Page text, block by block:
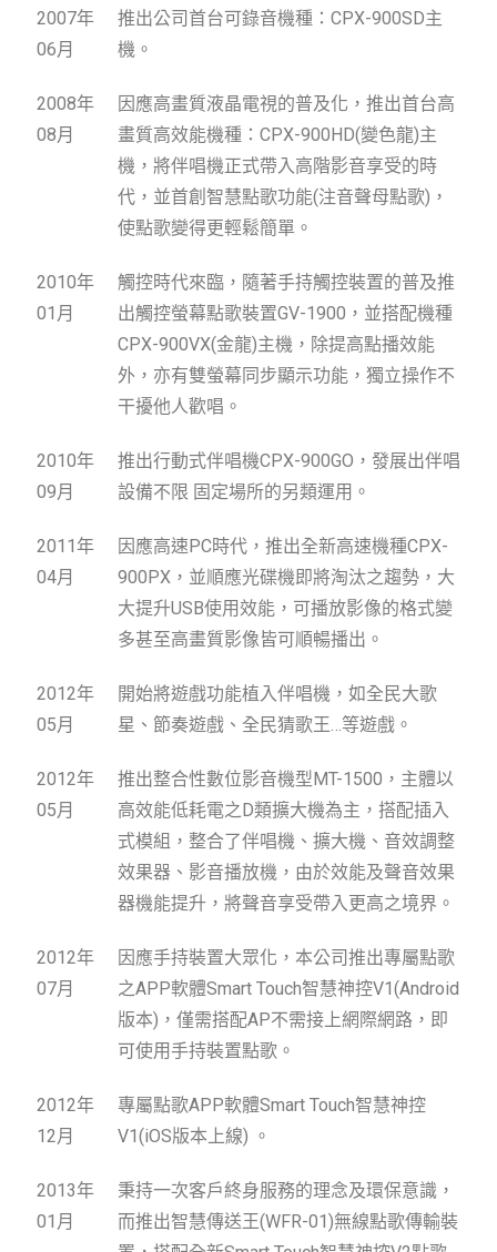
2007年
06月
推出公司首台可錄音機種：CPX-900SD主
機。
2008年
08月
因應高畫質液晶電視的普及化，推出首台高
畫質高效能機種：CPX-900HD(變色龍)主
機，將伴唱機正式帶入高階影音享受的時
代，並首創智慧點歌功能(注音聲母點歌)，
使點歌變得更輕鬆簡單。
2010年
01月
觸控時代來臨，隨著手持觸控裝置的普及推
出觸控螢幕點歌裝置GV-1900，並搭配機種
CPX-900VX(金龍)主機，除提高點播效能
外，亦有雙螢幕同步顯示功能，獨立操作不
干擾他人歡唱。
2010年
09月
推出行動式伴唱機CPX-900GO，發展出伴唱
設備不限 固定場所的另類運用。
2011年
04月
因應高速PC時代，推出全新高速機種CPX-
900PX，並順應光碟機即將淘汰之趨勢，大
大提升USB使用效能，可播放影像的格式變
多甚至高畫質影像皆可順暢播出。
2012年
05月
開始將遊戲功能植入伴唱機，如全民大歌
星、節奏遊戲、全民猜歌王…等遊戲。
2012年
05月
推出整合性數位影音機型MT-1500，主體以
高效能低耗電之D類擴大機為主，搭配插入
式模組，整合了伴唱機、擴大機、音效調整
效果器、影音播放機，由於效能及聲音效果
器機能提升，將聲音享受帶入更高之境界。
2012年
07月
因應手持裝置大眾化，本公司推出專屬點歌
之APP軟體Smart Touch智慧神控V1(Android
版本)，僅需搭配AP不需接上網際網路，即
可使用手持裝置點歌。
2012年
12月
專屬點歌APP軟體Smart Touch智慧神控
V1(iOS版本上線) 。
2013年
01月
秉持一次客戶終身服務的理念及環保意識，
而推出智慧傳送王(WFR-01)無線點歌傳輸裝